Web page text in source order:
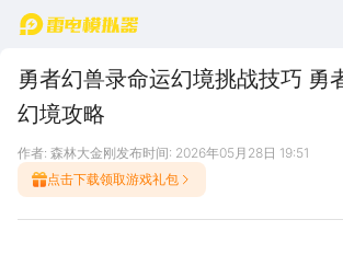
首页
勇者幻兽录命运幻境挑战技巧 勇
幻境攻略
作者: 森林大金刚发布时间: 2026年05月28日 19:51
点击下载领取游戏礼包